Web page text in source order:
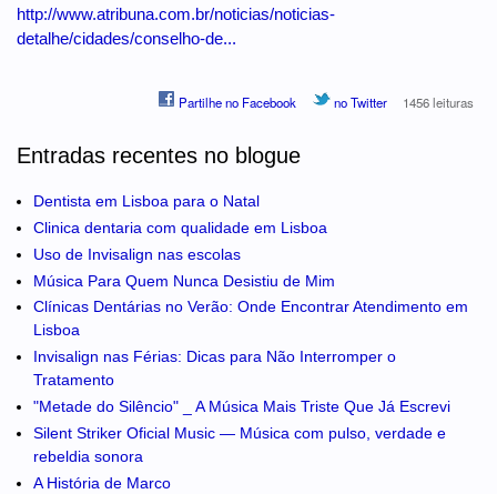
http://www.atribuna.com.br/noticias/noticias-
detalhe/cidades/conselho-de...
Partilhe no Facebook no Twitter 1456 leituras
Entradas recentes no blogue
Dentista em Lisboa para o Natal
Clinica dentaria com qualidade em Lisboa
Uso de Invisalign nas escolas
Música Para Quem Nunca Desistiu de Mim
Clínicas Dentárias no Verão: Onde Encontrar Atendimento em
Lisboa
Invisalign nas Férias: Dicas para Não Interromper o
Tratamento
"Metade do Silêncio" _ A Música Mais Triste Que Já Escrevi
Silent Striker Oficial Music — Música com pulso, verdade e
rebeldia sonora
A História de Marco